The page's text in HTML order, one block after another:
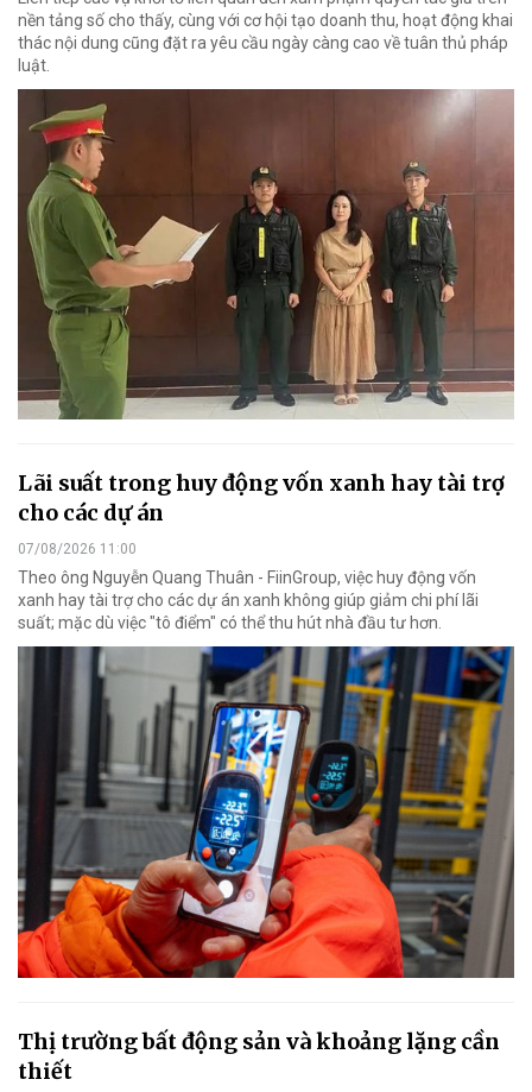
nền tảng số cho thấy, cùng với cơ hội tạo doanh thu, hoạt động khai
thác nội dung cũng đặt ra yêu cầu ngày càng cao về tuân thủ pháp
luật.
Lãi suất trong huy động vốn xanh hay tài trợ
cho các dự án
07/08/2026 11:00
Theo ông Nguyễn Quang Thuân - FiinGroup, việc huy động vốn
xanh hay tài trợ cho các dự án xanh không giúp giảm chi phí lãi
suất; mặc dù việc "tô điểm" có thể thu hút nhà đầu tư hơn.
Thị trường bất động sản và khoảng lặng cần
thiết